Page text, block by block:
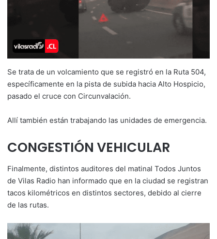
Se trata de un volcamiento que se registró en la Ruta 504,
específicamente en la pista de subida hacia Alto Hospicio,
pasado el cruce con Circunvalación.
Allí también están trabajando las unidades de emergencia.
CONGESTIÓN VEHICULAR
Finalmente, distintos auditores del matinal Todos Juntos
de Vilas Radio han informado que en la ciudad se registran
tacos kilométricos en distintos sectores, debido al cierre
de las rutas.